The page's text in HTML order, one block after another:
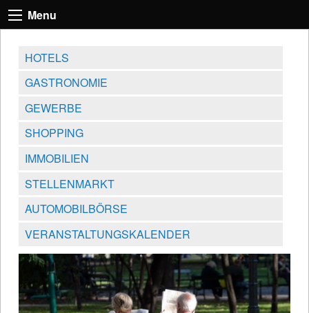
Menu
HOTELS
GASTRONOMIE
GEWERBE
SHOPPING
IMMOBILIEN
STELLENMARKT
AUTOMOBILBÖRSE
VERANSTALTUNGSKALENDER